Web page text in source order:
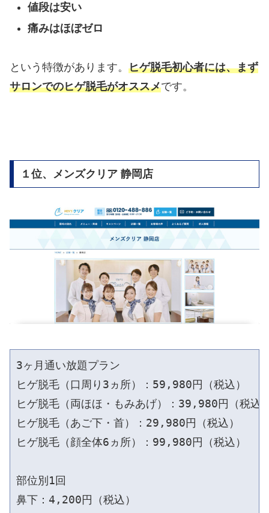
値段は安い
痛みはほぼゼロ
という特徴があります。 ヒゲ脱毛初心者には、まず
サロンでのヒゲ脱毛がオススメです。
１位、メンズクリア 静岡店
3ヶ月通い放題プラン
ヒゲ脱毛（口周り3ヵ所）：59,980円（税込）
ヒゲ脱毛（両ほほ・もみあげ）：39,980円（税込
ヒゲ脱毛（あご下・首）：29,980円（税込）
ヒゲ脱毛（顔全体6ヵ所）：99,980円（税込）
部位別1回
鼻下：4,200円（税込）